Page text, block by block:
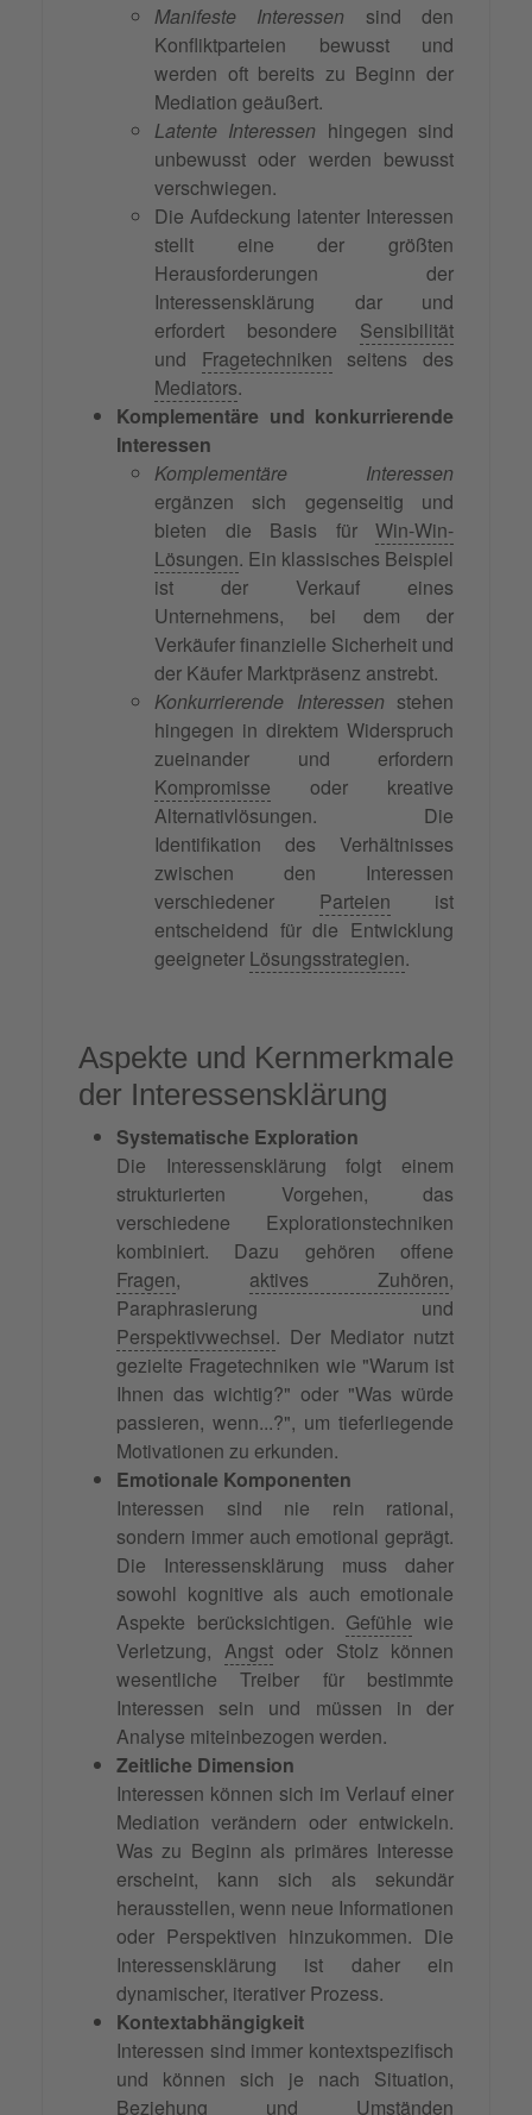
Manifeste Interessen sind den
Konfliktparteien bewusst und
werden oft bereits zu Beginn der
Mediation geäußert.
Latente Interessen hingegen sind
unbewusst oder werden bewusst
verschwiegen.
Die Aufdeckung latenter Interessen
stellt eine der größten
Herausforderungen der
Interessensklärung dar und
erfordert besondere Sensibilität
und Fragetechniken seitens des
Mediators.
Komplementäre und konkurrierende
Interessen
Komplementäre Interessen
ergänzen sich gegenseitig und
bieten die Basis für Win-Win-
Lösungen. Ein klassisches Beispiel
ist der Verkauf eines
Unternehmens, bei dem der
Verkäufer finanzielle Sicherheit und
der Käufer Marktpräsenz anstrebt.
Konkurrierende Interessen stehen
hingegen in direktem Widerspruch
zueinander und erfordern
Kompromisse oder kreative
Alternativlösungen. Die
Identifikation des Verhältnisses
zwischen den Interessen
verschiedener Parteien ist
entscheidend für die Entwicklung
geeigneter Lösungsstrategien.
Aspekte und Kernmerkmale
der Interessensklärung
Systematische Exploration
Die Interessensklärung folgt einem
strukturierten Vorgehen, das
verschiedene Explorationstechniken
kombiniert. Dazu gehören offene
Fragen, aktives Zuhören,
Paraphrasierung und
Perspektivwechsel. Der Mediator nutzt
gezielte Fragetechniken wie "Warum ist
Ihnen das wichtig?" oder "Was würde
passieren, wenn...?", um tieferliegende
Motivationen zu erkunden.
Emotionale Komponenten
Interessen sind nie rein rational,
sondern immer auch emotional geprägt.
Die Interessensklärung muss daher
sowohl kognitive als auch emotionale
Aspekte berücksichtigen. Gefühle wie
Verletzung, Angstoder Stolz können
wesentliche Treiber für bestimmte
Interessen sein und müssen in der
Analyse miteinbezogen werden.
Zeitliche Dimension
Interessen können sich im Verlauf einer
Mediation verändern oder entwickeln.
Was zu Beginn als primäres Interesse
erscheint, kann sich als sekundär
herausstellen, wenn neue Informationen
oder Perspektiven hinzukommen. Die
Interessensklärung ist daher ein
dynamischer, iterativer Prozess.
Kontextabhängigkeit
Interessen sind immer kontextspezifisch
und können sich je nach Situation,
Beziehung und Umständen